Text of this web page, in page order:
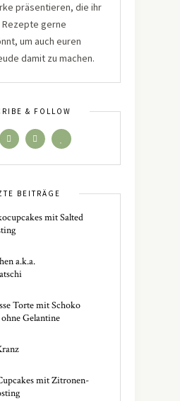
präsentieren, die ihr
Rezepte gerne
um auch euren
damit zu machen.
& FOLLOW
BEITRÄGE
mit Salted
a.k.a.
Torte mit Schoko
Gelantine
mit Zitronen-